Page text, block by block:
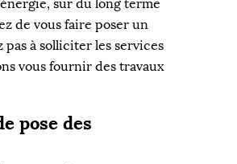
sur du long terme
de vous faire poser un
pas à solliciter les services
vous fournir des travaux
pose des